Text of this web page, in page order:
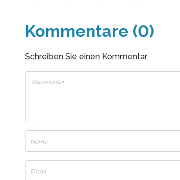
Kommentare (0)
Schreiben Sie einen Kommentar